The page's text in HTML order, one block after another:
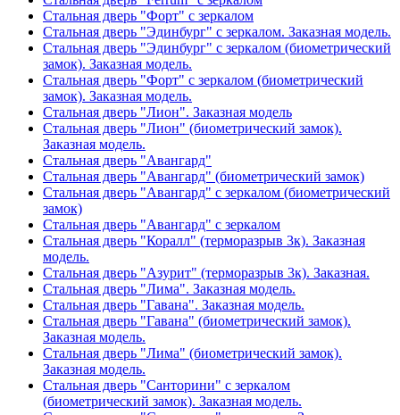
Стальная дверь "Форт" с зеркалом
Стальная дверь "Эдинбург" с зеркалом. Заказная модель.
Стальная дверь "Эдинбург" с зеркалом (биометрический
замок). Заказная модель.
Стальная дверь "Форт" с зеркалом (биометрический
замок). Заказная модель.
Стальная дверь "Лион". Заказная модель
Стальная дверь "Лион" (биометрический замок).
Заказная модель.
Стальная дверь "Авангард"
Стальная дверь "Авангард" (биометрический замок)
Стальная дверь "Авангард" с зеркалом (биометрический
замок)
Стальная дверь "Авангард" с зеркалом
Стальная дверь "Коралл" (терморазрыв 3к). Заказная
модель.
Стальная дверь "Азурит" (терморазрыв 3к). Заказная.
Стальная дверь "Лима". Заказная модель.
Стальная дверь "Гавана". Заказная модель.
Стальная дверь "Гавана" (биометрический замок).
Заказная модель.
Стальная дверь "Лима" (биометрический замок).
Заказная модель.
Стальная дверь "Санторини" с зеркалом
(биометрический замок). Заказная модель.